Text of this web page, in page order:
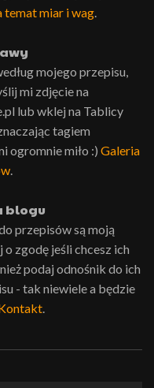
temat miar i wag
mojego przepisu,
mi zdjęcie na
lub wklej na Tablicy
tagiem
ogromnie miło :) Galeria
.
blogu
przepisów są moją
zgodę jeśli chcesz ich
podaj odnośnik do ich
- tak niewiele a będzie